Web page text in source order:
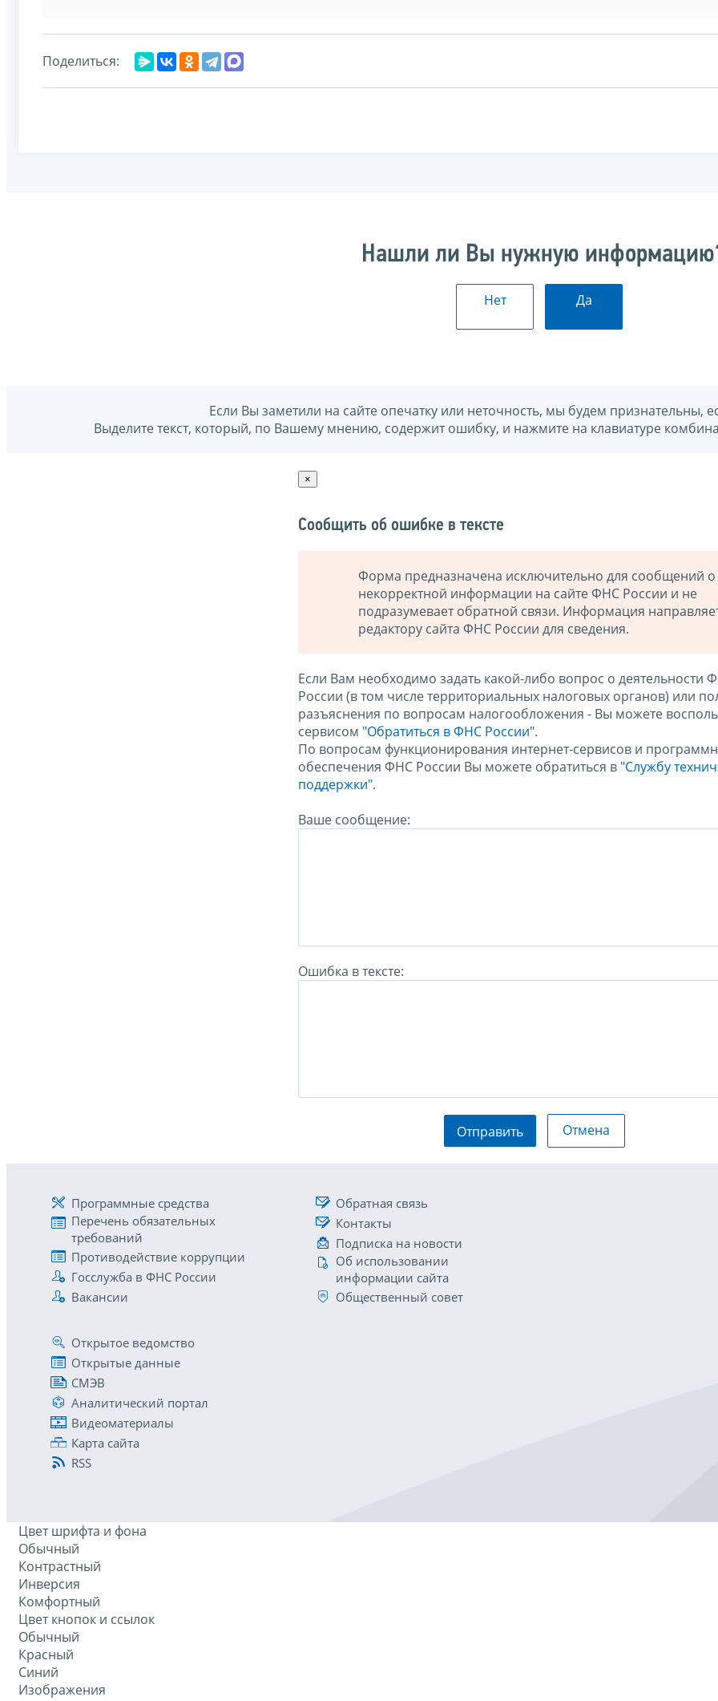
Поделиться:
Нашли ли Вы нужную
Нет Да
Если Вы заметили на сайте опечатку или неточность, мы будем признательны,
Выделите текст, который, по Вашему мнению, содержит ошибку, и нажмите на клавиатуре
×
Сообщить об ошибке в тексте
Форма предназначена исключительно для сообщений о
некорректной информации на сайте ФНС России и не
подразумевает обратной связи. Информация
редактору сайта ФНС России для сведения.
Если Вам необходимо задать какой-либо вопрос о деятельности
России (в том числе территориальных налоговых органов) или
разъяснения по вопросам налогообложения - Вы можете
сервисом "Обратиться в ФНС России".
По вопросам функционирования интернет-сервисов и
обеспечения ФНС России Вы можете обратиться в "Службу
поддержки".
Ваше сообщение:
Ошибка в тексте:
Отправить Отмена
Программные средства
Перечень обязательных
требований
Противодействие коррупции
Госслужба в ФНС России
Вакансии
Обратная связь
Контакты
Подписка на новости
Об использовании
информации сайта
Общественный совет
Открытое ведомство
Открытые данные
СМЭВ
Аналитический портал
Видеоматериалы
Карта сайта
RSS
Цвет шрифта и фона
Обычный
Контрастный
Инверсия
Комфортный
Цвет кнопок и ссылок
Обычный
Красный
Синий
Изображения